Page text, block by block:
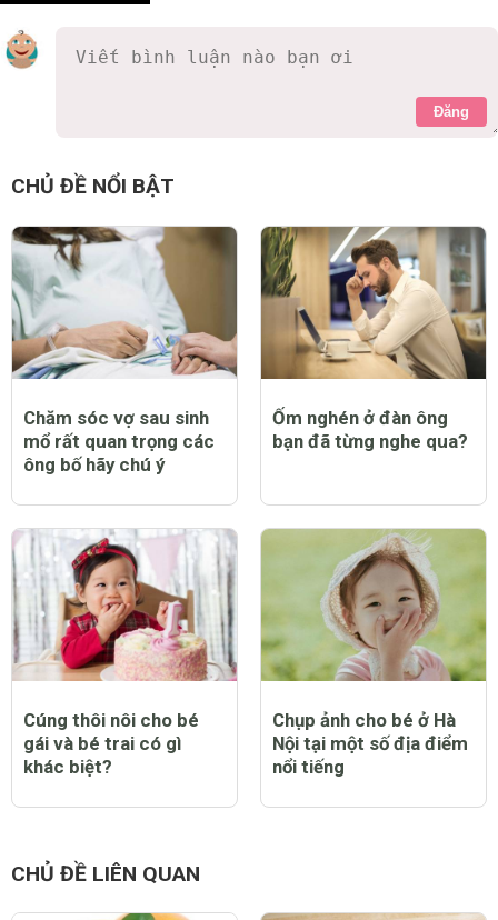
Đăng
CHỦ ĐỀ NỔI BẬT
Chăm sóc vợ sau sinh
mổ rất quan trọng các
ông bố hãy chú ý
Ốm nghén ở đàn ông
bạn đã từng nghe qua?
Cúng thôi nôi cho bé
gái và bé trai có gì
khác biệt?
Chụp ảnh cho bé ở Hà
Nội tại một số địa điểm
nổi tiếng
CHỦ ĐỀ LIÊN QUAN